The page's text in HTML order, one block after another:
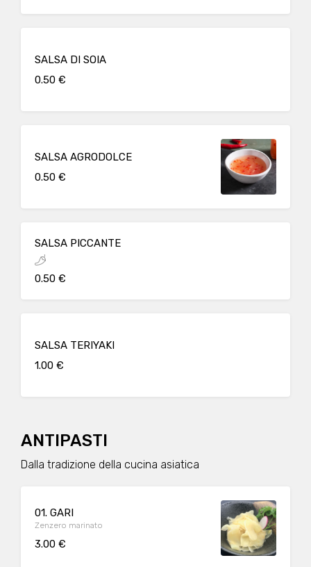
SALSA DI SOIA
0.50 €
SALSA AGRODOLCE
0.50 €
SALSA PICCANTE
0.50 €
SALSA TERIYAKI
1.00 €
ANTIPASTI
Dalla tradizione della cucina asiatica
01. GARI
Zenzero marinato
3.00 €